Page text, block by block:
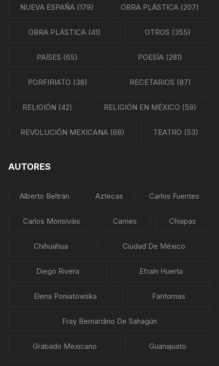
NUEVA ESPAÑA(179) OBRA PLÁSTICA (207)
OBRA PLÁSTICA (41) OTROS (355)
PAÍSES (65) POESÍA (281)
PORFIRIATO (38) RECETARIOS (87)
RELIGIÓN (42) RELIGIÓN EN MÉXICO (59)
REVOLUCIÓN MEXICANA (68) TEATRO (53)
AUTORES
Alberto Beltrán Aztecas Carlos Fuentes
Carlos Monsiváis Carnes Chiapas
Chihuahua Ciudad De México
Diego Rivera Efraín Huerta
Elena Poniatowska Fantomas
Fray Bernardino De Sahagún
Grabado Mexicano Guanajuato